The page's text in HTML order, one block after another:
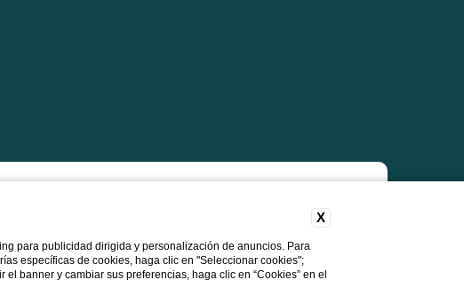
la oferta
Welcome Aperitif
X
para publicidad dirigida y personalización de anuncios. Para
específicas de cookies, haga clic en "Seleccionar cookies";
banner y cambiar sus preferencias, haga clic en “Cookies” en el